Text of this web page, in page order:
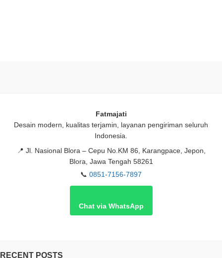
Fatmajati
Desain modern, kualitas terjamin, layanan pengiriman seluruh
Indonesia.
📍 Jl. Nasional Blora – Cepu No.KM 86, Karangpace, Jepon,
Blora, Jawa Tengah 58261
📞 0851-7156-7897
Chat via WhatsApp
RECENT POSTS